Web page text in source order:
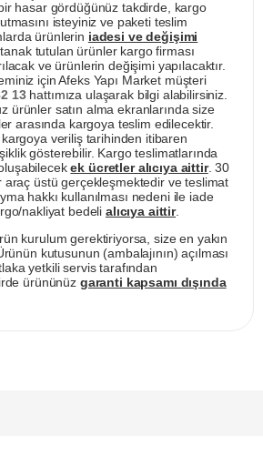
hasar gördüğünüz takdirde, kargo
isteyiniz ve paketi teslim
ürünlerin iadesi ve değişimi
tutulan ürünler kargo firması
ve ürünlerin değişimi yapılacaktır.
için Afeks Yapı Market müşteri
13hattımıza ulaşarak bilgi alabilirsiniz.
ürünler satın alma ekranlarında size
arasında kargoya teslim edilecektir.
veriliş tarihinden itibaren
gösterebilir. Kargo teslimatlarında
ek ücretler alıcıya aittir. 30
araç üstü gerçekleşmektedir ve teslimat
hakkı kullanılması nedeni ile iade
nakliyat bedeli alıcıya aittir.
kurulum gerektiriyorsa, size en yakın
kutusunun (ambalajının) açılması
yetkili servis tarafından
ürününüz garanti kapsamı dışında